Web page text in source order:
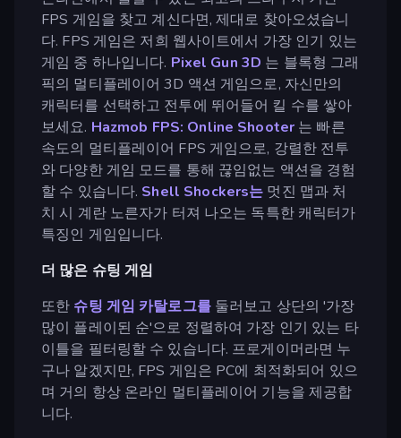
FPS 게임을 찾고 계신다면, 제대로 찾아오셨습니
다. FPS 게임은 저희 웹사이트에서 가장 인기 있는
게임 중 하나입니다. Pixel Gun 3D 는 블록형 그래
픽의 멀티플레이어 3D 액션 게임으로, 자신만의
캐릭터를 선택하고 전투에 뛰어들어 킬 수를 쌓아
보세요. Hazmob FPS: Online Shooter 는 빠른
속도의 멀티플레이어 FPS 게임으로, 강렬한 전투
와 다양한 게임 모드를 통해 끊임없는 액션을 경험
할 수 있습니다. Shell Shockers는 멋진 맵과 처
치 시 계란 노른자가 터져 나오는 독특한 캐릭터가
특징인 게임입니다.
더 많은 슈팅 게임
또한 슈팅 게임 카탈로그를둘러보고 상단의 '가장
많이 플레이된 순'으로 정렬하여 가장 인기 있는 타
이틀을 필터링할 수 있습니다. 프로게이머라면 누
구나 알겠지만, FPS 게임은 PC에 최적화되어 있으
며 거의 항상 온라인 멀티플레이어 기능을 제공합
니다.